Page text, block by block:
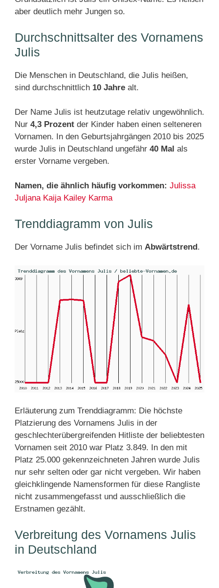
aber deutlich mehr Jungen so.
Durchschnittsalter des Vornamens
Julis
Die Menschen in Deutschland, die Julis heißen,
sind durchschnittlich 10 Jahre alt.
Der Name Julis ist heutzutage relativ ungewöhnlich.
Nur 4,3 Prozent der Kinder haben einen selteneren
Vornamen. In den Geburtsjahrgängen 2010 bis 2025
wurde Julis in Deutschland ungefähr 40 Mal als
erster Vorname vergeben.
Namen, die ähnlich häufig vorkommen: Julissa
Juljana Kaija Kailey Karma
Trenddiagramm von Julis
Der Vorname Julis befindet sich im Abwärtstrend.
Erläuterung zum Trenddiagramm: Die höchste
Platzierung des Vornamens Julis in der
geschlechterübergreifenden Hitliste der beliebtesten
Vornamen seit 2010 war Platz 3.849. In den mit
Platz 25.000 gekennzeichneten Jahren wurde Julis
nur sehr selten oder gar nicht vergeben. Wir haben
gleichklingende Namensformen für diese Rangliste
nicht zusammengefasst und ausschließlich die
Erstnamen gezählt.
Verbreitung des Vornamens Julis
in Deutschland